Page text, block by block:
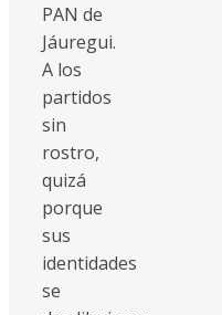
PAN de
Jáuregui.
A los
partidos
sin
rostro,
quizá
porque
sus
identidades
se